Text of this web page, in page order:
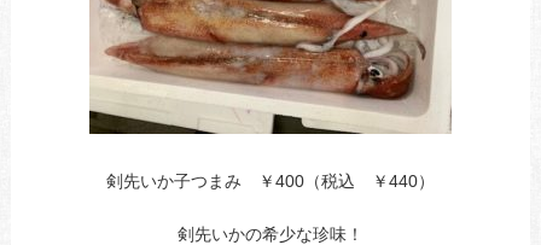
剣先いか子つまみ ￥400（税込 ￥440）
剣先いかの希少な珍味！